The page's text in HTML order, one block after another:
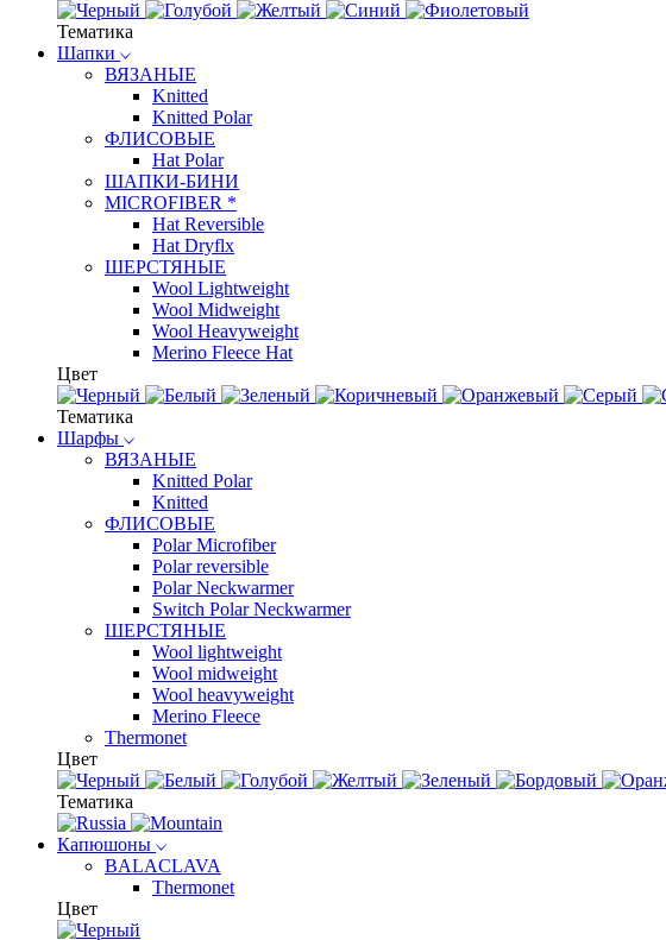
Тематика
Шапки
ВЯЗАНЫЕ
Knitted
Knitted Polar
ФЛИСОВЫЕ
Hat Polar
ШАПКИ-БИНИ
MICROFIBER *
Hat Reversible
Hat Dryflx
ШЕРСТЯНЫЕ
Wool Lightweight
Wool Midweight
Wool Heavyweight
Merino Fleece Hat
Цвет
Тематика
Шарфы
ВЯЗАНЫЕ
Knitted Polar
Knitted
ФЛИСОВЫЕ
Polar Microfiber
Polar reversible
Polar Neckwarmer
Switch Polar Neckwarmer
ШЕРСТЯНЫЕ
Wool lightweight
Wool midweight
Wool heavyweight
Merino Fleece
Thermonet
Цвет
Тематика
Капюшоны
BALACLAVA
Thermonet
Цвет